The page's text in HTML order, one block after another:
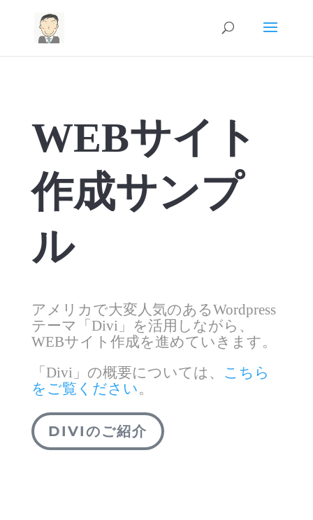
WEBサイト
作成サンプ
ル
アメリカで大変人気のあるWordpress
テーマ「Divi」を活用しながら、
WEBサイト作成を進めていきます。
「Divi」の概要については、 こちら
をご覧ください。
DIVIのご紹介